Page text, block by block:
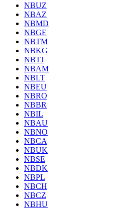
NBUZ
NBAZ
NBMD
NBGE
NBTM
NBKG
NBTJ
NBAM
NBLT
NBEU
NBRO
NBBR
NBIL
NBAU
NBNO
NBCA
NBUK
NBSE
NBDK
NBPL
NBCH
NBCZ
NBHU